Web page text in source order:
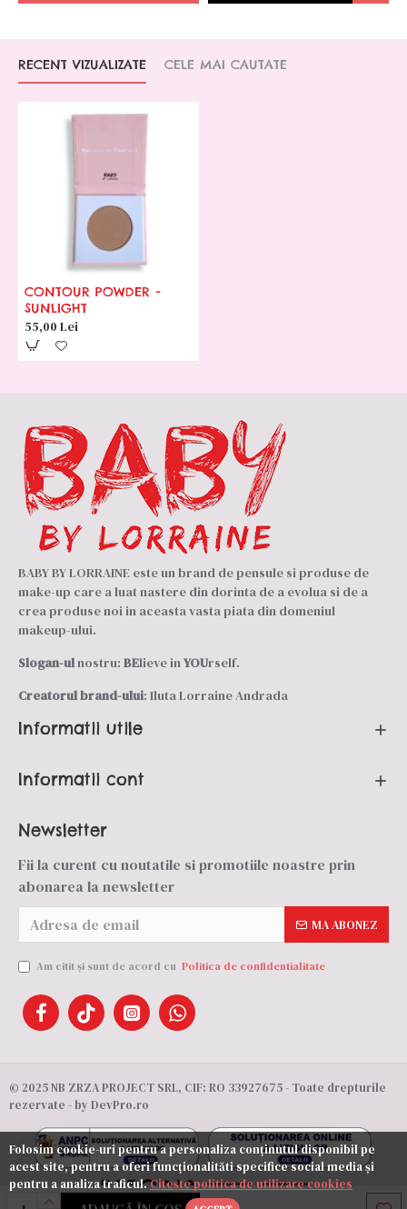
RECENT VIZUALIZATE CELE MAI CAUTATE
CONTOUR POWDER -
SUNLIGHT
55,00 Lei
BABY BY LORRAINE este un brand de pensule si produse de
make-up care a luat nastere din dorinta de a evolua si de a
crea produse noi in aceasta vasta piata din domeniul
makeup-ului.
Slogan-ulnostru: BElieve inYOUrself.
Creatorul brand-ului: Iluta Lorraine Andrada
Informatii utile
Informatii cont
Newsletter
Fii la curent cu noutatile si promotiile noastre prin
abonarea la newsletter
MA ABONEZ
Am citit şi sunt de acord cu Politica de confidentialitate
© 2025 NB ZRZA PROJECT SRL, CIF: RO 33927675 - Toate drepturile
rezervate - by DevPro.ro
Folosim cookie-uri pentru a personaliza conținutul disponibil pe
acest site, pentru a oferi funcționalităti specifice social media și
pentru a analiza traficul.Citește politica de utilizare cookies